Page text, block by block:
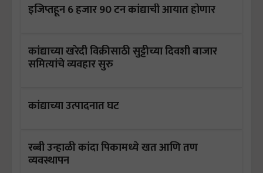
इजिप्तहून 6 हजार 90 टन कांद्याची आयात होणार
कांद्याच्या खरेदी विक्रीसाठी सुट्टीच्या दिवशी बाजार
समित्यांचे व्यवहार सुरु
कांद्याच्या उत्पादनात घट
रब्बी उन्हाळी कांदा पिकामध्ये खत आणि तण
व्यवस्थापन